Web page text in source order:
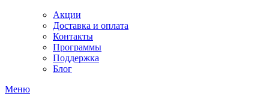
Акции
Доставка и оплата
Контакты
Программы
Поддержка
Блог
Меню